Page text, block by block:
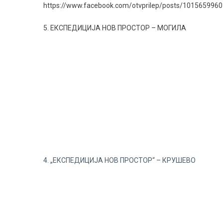
https://www.facebook.com/otvprilep/posts/
5. ЕКСПЕДИЦИЈА НОВ ПРОСТОР – МОГИЛА
4. „ЕКСПЕДИЦИЈА НОВ ПРОСТОР“ – КРУШЕВО